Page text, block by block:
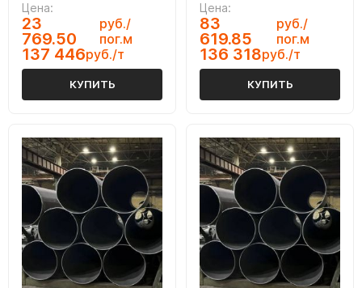
Цена:
23
769.50
руб./
пог.м
137 446руб./т
КУПИТЬ
Цена:
83
619.85
руб./
пог.м
136 318руб./т
КУПИТЬ